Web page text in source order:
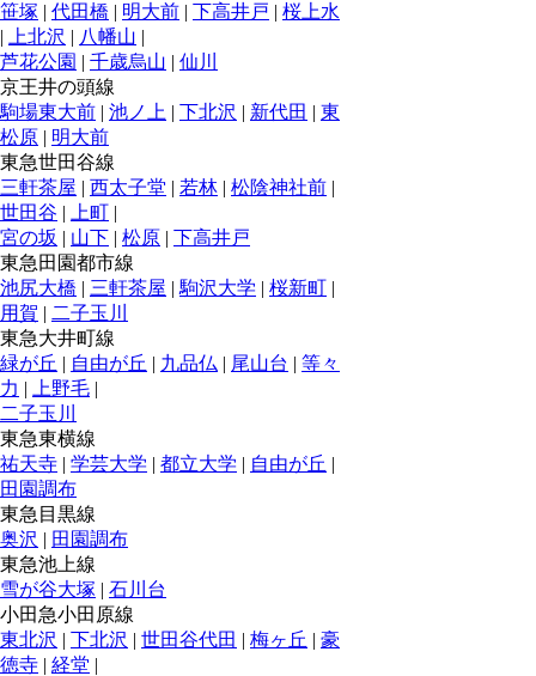
笹塚 | 代田橋 | 明大前 | 下高井戸 | 桜上水
|
上北沢 | 八幡山 |
芦花公園 | 千歳烏山 | 仙川
京王井の頭線
駒場東大前 | 池ノ上 | 下北沢 | 新代田 | 東
松原 | 明大前
東急世田谷線
三軒茶屋 | 西太子堂 | 若林 | 松陰神社前 |
世田谷 | 上町 |
宮の坂 | 山下 | 松原 | 下高井戸
東急田園都市線
池尻大橋 | 三軒茶屋 | 駒沢大学 | 桜新町 |
用賀 | 二子玉川
東急大井町線
緑が丘 | 自由が丘 | 九品仏 | 尾山台 | 等々
力 | 上野毛 |
二子玉川
東急東横線
祐天寺 | 学芸大学 | 都立大学 | 自由が丘 |
田園調布
東急目黒線
奥沢 | 田園調布
東急池上線
雪が谷大塚 | 石川台
小田急小田原線
東北沢 | 下北沢 | 世田谷代田 | 梅ヶ丘 | 豪
徳寺 | 経堂 |